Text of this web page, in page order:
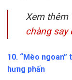
Xem thêm
chàng say
10. “Mèo ngoan”
hưng phấn